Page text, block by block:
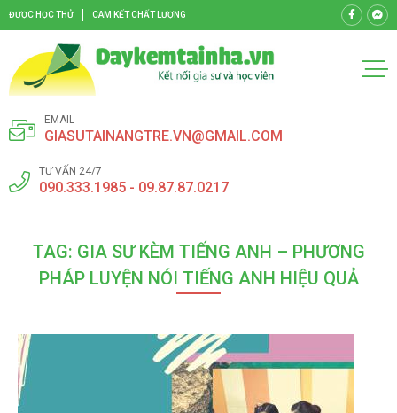
ĐƯỢC HỌC THỬ CAM KẾT CHẤT LƯỢNG
EMAIL
GIASUTAINANGTRE.VN@GMAIL.COM
TƯ VẤN 24/7
090.333.1985 - 09.87.87.0217
TAG: GIA SƯ KÈM TIẾNG ANH – PHƯƠNG
PHÁP LUYỆN NÓI TIẾNG ANH HIỆU QUẢ